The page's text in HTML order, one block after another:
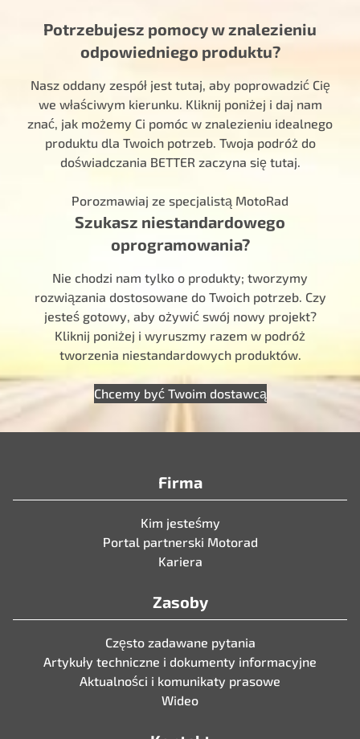
Potrzebujesz pomocy w znalezieniu
odpowiedniego produktu?
Nasz oddany zespół jest tutaj, aby poprowadzić Cię
we właściwym kierunku. Kliknij poniżej i daj nam
znać, jak możemy Ci pomóc w znalezieniu idealnego
produktu dla Twoich potrzeb. Twoja podróż do
doświadczania BETTER zaczyna się tutaj.
Porozmawiaj ze specjalistą MotoRad
Szukasz niestandardowego
oprogramowania?
Nie chodzi nam tylko o produkty; tworzymy
rozwiązania dostosowane do Twoich potrzeb. Czy
jesteś gotowy, aby ożywić swój nowy projekt?
Kliknij poniżej i wyruszmy razem w podróż
tworzenia niestandardowych produktów.
Chcemy być Twoim dostawcą
Firma
Kim jesteśmy
Portal partnerski Motorad
Kariera
Zasoby
Często zadawane pytania
Artykuły techniczne i dokumenty informacyjne
Aktualności i komunikaty prasowe
Wideo